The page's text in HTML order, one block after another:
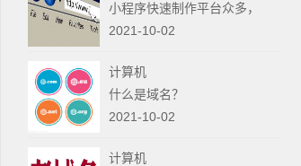
小程序快速制作平台众多，
2021-10-02
计算机
什么是域名？
2021-10-02
计算机